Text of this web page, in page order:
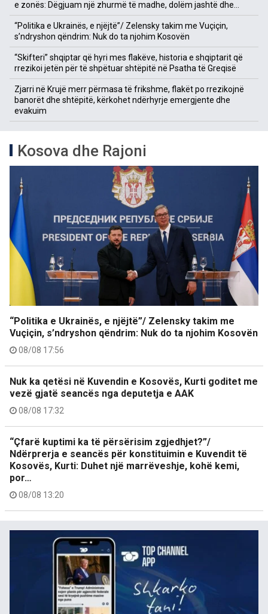
e zonës: Dëgjuam një zhurmë të madhe, dolëm jashtë dhe…
“Politika e Ukrainës, e njëjtë”/ Zelensky takim me Vuçiçin,
s’ndryshon qëndrim: Nuk do ta njohim Kosovën
“Skifteri” shqiptar që hyri mes flakëve, historia e shqiptarit që
rrezikoi jetën për të shpëtuar shtëpitë në Psatha të Greqisë
Zjarri në Krujë merr përmasa të frikshme, flakët po rrezikojnë
banorët dhe shtëpitë, kërkohet ndërhyrje emergjente dhe
evakuim
Kosova dhe Rajoni
“Politika e Ukrainës, e njëjtë”/ Zelensky takim me
Vuçiçin, s’ndryshon qëndrim: Nuk do ta njohim Kosovën
08/08 17:56
Nuk ka qetësi në Kuvendin e Kosovës, Kurti goditet me
vezë gjatë seancës nga deputetja e AAK
08/08 17:32
“Çfarë kuptimi ka të përsërisim zgjedhjet?”/
Ndërprerja e seancës për konstituimin e Kuvendit të
Kosovës, Kurti: Duhet një marrëveshje, kohë kemi,
por…
08/08 13:20